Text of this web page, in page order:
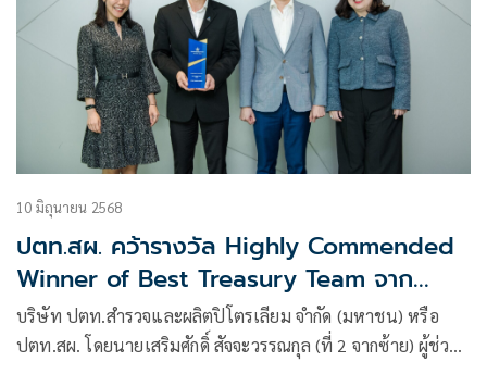
10 มิถุนายน 2568
ปตท.สผ. คว้ารางวัล Highly Commended
Winner of Best Treasury Team จาก
Corporate Treasurer Award 2024
บริษัท ปตท.‍สำรวจและผลิตปิโตรเลียม จำกัด (มหาชน) หรือ
ปตท.สผ. โดยนายเสริมศักดิ์ สัจจะวรรณกุล (ที่ 2 จากซ้าย) ผู้ช่วย